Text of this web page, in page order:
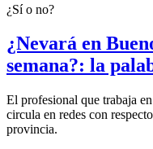
¿Sí o no?
¿Nevará en
semana?: la
El profesional que trabaja
circula en redes con
provincia.